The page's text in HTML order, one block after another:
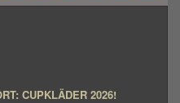
CUPKLÄDER 2026!